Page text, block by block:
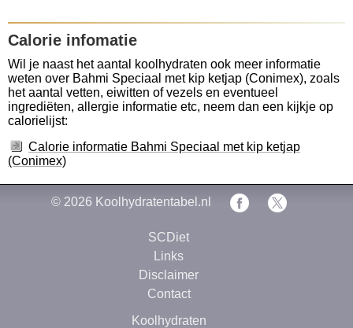
Calorie infomatie
Wil je naast het aantal koolhydraten ook meer informatie
weten over Bahmi Speciaal met kip ketjap (Conimex), zoals
het aantal vetten, eiwitten of vezels en eventueel
ingrediëten, allergie informatie etc, neem dan een kijkje op
calorielijst:
Calorie informatie Bahmi Speciaal met kip ketjap
(Conimex)
© 2026 Koolhydratentabel.nl
SCDiet
Links
Disclaimer
Contact
Koolhydraten